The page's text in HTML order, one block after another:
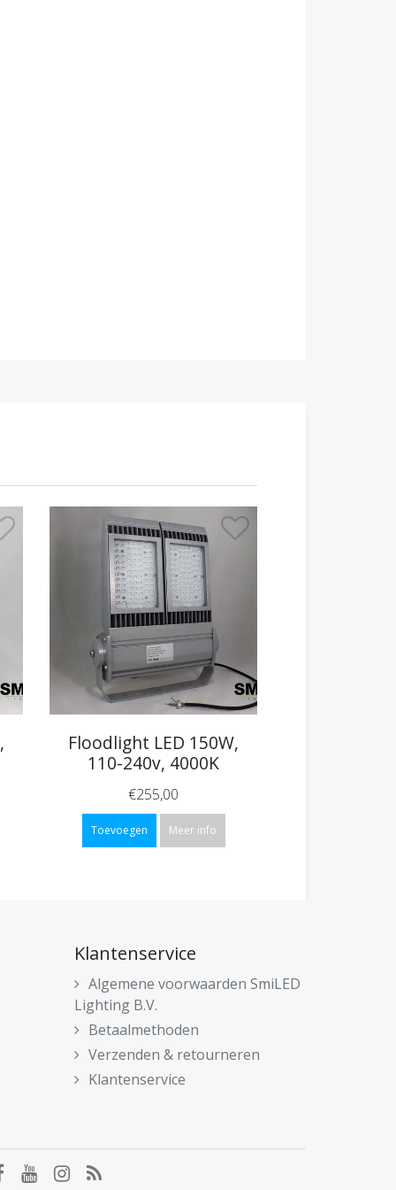
Floodlight LED 150W,
110-240v, 4000K
€255,00
Toevoegen Meer info
Klantenservice
Algemene voorwaarden SmiLED
Lighting B.V.
Betaalmethoden
Verzenden & retourneren
Klantenservice